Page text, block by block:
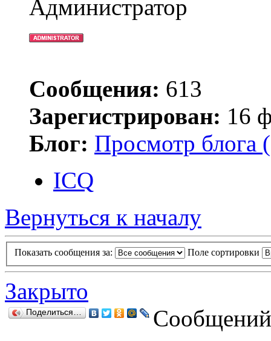
Администратор
Сообщения: 613
Зарегистрирован: 16
Блог: Просмотр блога
ICQ
Вернуться к началу
Показать сообщения за: Поле сортировки
Закрыто
Поделиться…